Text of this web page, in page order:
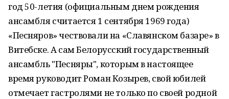
год 50-летия (официальным днем рождения
ансамбля считается 1 сентября 1969 года)
«Песняров» чествовали на «Славянском базаре» в
Витебске. А сам Белорусский государственный
ансамбль "Песняры", которым в настоящее
время руководит Роман Козырев, свой юбилей
отмечает гастролями не только по своей родной